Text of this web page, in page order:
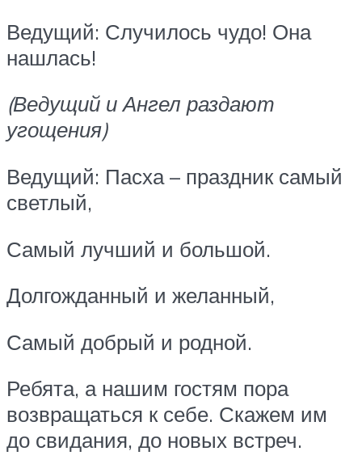
Ведущий: Случилось чудо! Она
нашлась!
(Ведущий и Ангел раздают
угощения)
Ведущий: Пасха – праздник самый
светлый,
Самый лучший и большой.
Долгожданный и желанный,
Самый добрый и родной.
Ребята, а нашим гостям пора
возвращаться к себе. Скажем им
до свидания, до новых встреч.